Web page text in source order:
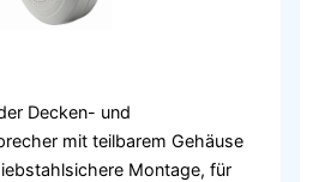
Decken- und
mit teilbarem Gehäuse
Montage, für